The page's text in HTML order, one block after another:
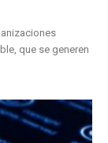
que se generen